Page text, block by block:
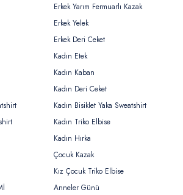
Erkek Yarım Fermuarlı Kazak
Erkek Yelek
Erkek Deri Ceket
Kadın Etek
Kadın Kaban
Kadın Deri Ceket
Kadın Bisiklet Yaka Sweatshirt
Kadın Triko Elbise
Kadın Hırka
Çocuk Kazak
Kız Çocuk Triko Elbise
Anneler Günü